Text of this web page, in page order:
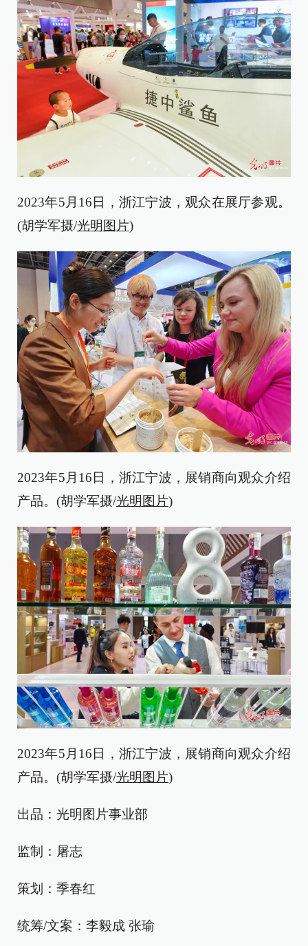
2023年5月16日，浙江宁波，观众在展厅参观。
(胡学军摄/光明图片)
2023年5月16日，浙江宁波，展销商向观众介绍
产品。(胡学军摄/光明图片)
2023年5月16日，浙江宁波，展销商向观众介绍
产品。(胡学军摄/光明图片)
出品：光明图片事业部
监制：屠志
策划：季春红
统筹/文案：李毅成 张瑜